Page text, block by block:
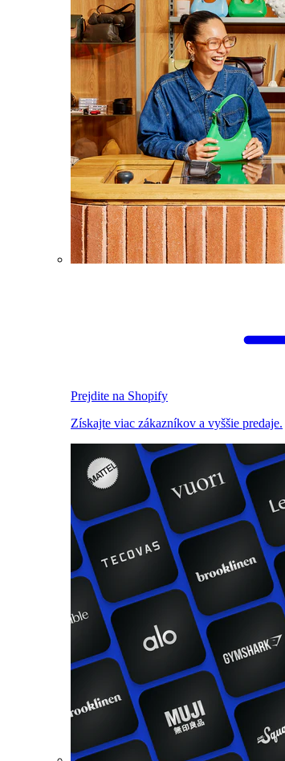
Prejdite na Shopify
Získajte viac zákazníkov a vyššie predaje.